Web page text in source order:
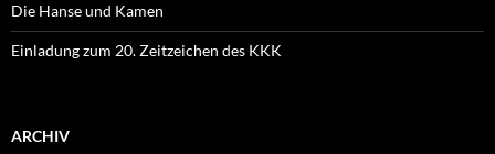
Die Hanse und Kamen
Einladung zum 20. Zeitzeichen des KKK
ARCHIV